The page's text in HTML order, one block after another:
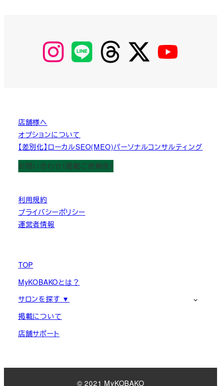
【Instagram】
MyKOBAKO
【LINE】 【threads】 【Twitter】
店舗様へ
オプションについて
【差別化】ローカルSEO(MEO)パーソナルコンサルティング
お問い合わせ（掲載ご依頼含）
利用規約
プライバシーポリシー
運営者情報
TOP
MyKOBAKOとは？
サロンを探す ▼
掲載について
店舗サポート
© 2021 MyKOBAKO